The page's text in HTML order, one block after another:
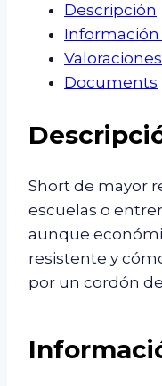
Descripción
Información
Documents
Short de mayor
escuelas o
aunque
resistente y
por un cordón